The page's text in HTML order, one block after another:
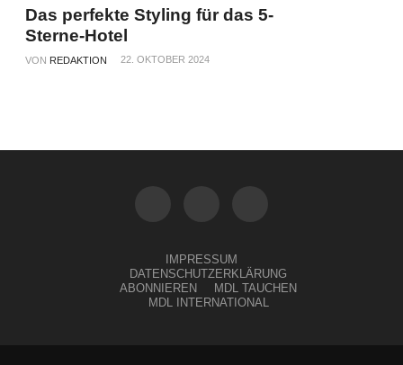
Das perfekte Styling für das 5-
Sterne-Hotel
VON REDAKTION 22. OKTOBER 2024
IMPRESSUM
DATENSCHUTZERKLÄRUNG
ABONNIEREN
MDL TAUCHEN
MDL INTERNATIONAL